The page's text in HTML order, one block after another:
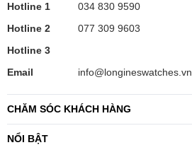
NỔI BẬT
CHĂM SÓC KHÁCH HÀNG
Hotline 1
034 830 9590
Hotline 2
077 309 9603
Hotline 3
Email
info@longineswatches.vn